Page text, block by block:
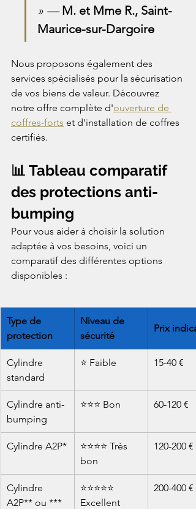
» — M. et Mme R., Saint-
Maurice-sur-Dargoire
Nous proposons également des
services spécialisés pour la sécurisation
de vos biens de valeur. Découvrez
notre offre complète d'ouverture de
coffres-forts et d'installation de coffres
certifiés.
📊 Tableau comparatif
des protections anti-
bumping
Pour vous aider à choisir la solution
adaptée à vos besoins, voici un
comparatif des différentes options
disponibles :
Type de
protection
Niveau de
sécurité
Prix
Cylindre
standard
⭐ Faible 15-40 €
Cylindre anti-
bumping
⭐⭐⭐ Bon 60-120 €
Cylindre A2P*
⭐⭐⭐⭐ Très
bon
120-200 €
Cylindre
A2P** ou ***
⭐⭐⭐⭐⭐
Excellent
200-400 €